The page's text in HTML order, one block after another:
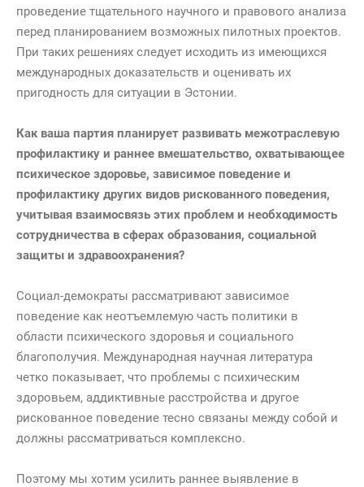
проведение тщательного научного и правового анализа
перед планированием возможных пилотных проектов.
При таких решениях следует исходить из имеющихся
международных доказательств и оценивать их
пригодность для ситуации в Эстонии.
Как ваша партия планирует развивать межотраслевую
профилактику и раннее вмешательство, охватывающее
психическое здоровье, зависимое поведение и
профилактику других видов рискованного поведения,
учитывая взаимосвязь этих проблем и необходимость
сотрудничества в сферах образования, социальной
защиты и здравоохранения?
Социал-демократы рассматривают зависимое
поведение как неотъемлемую часть политики в
области психического здоровья и социального
благополучия. Международная научная литература
четко показывает, что проблемы с психическим
здоровьем, аддиктивные расстройства и другое
рискованное поведение тесно связаны между собой и
должны рассматриваться комплексно.
Поэтому мы хотим усилить раннее выявление в